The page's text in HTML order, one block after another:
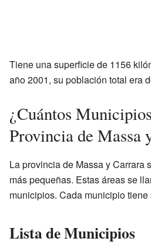
Tiene una superficie de 1156
año 2001, su población total era
¿Cuántos
Provincia de Massa
La provincia de Massa y Carrara
más pequeñas. Estas áreas se
municipios. Cada municipio
Lista de Municipios